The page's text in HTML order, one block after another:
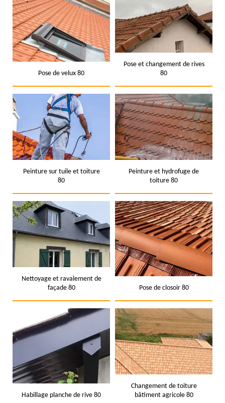
Pose de velux 80
Pose et changement de rives
80
Peinture sur tuile et toiture
80
Peinture et hydrofuge de
toiture 80
Nettoyage et ravalement de
façade 80
Pose de closoir 80
Habillage planche de rive 80
Changement de toiture
bâtiment agricole 80